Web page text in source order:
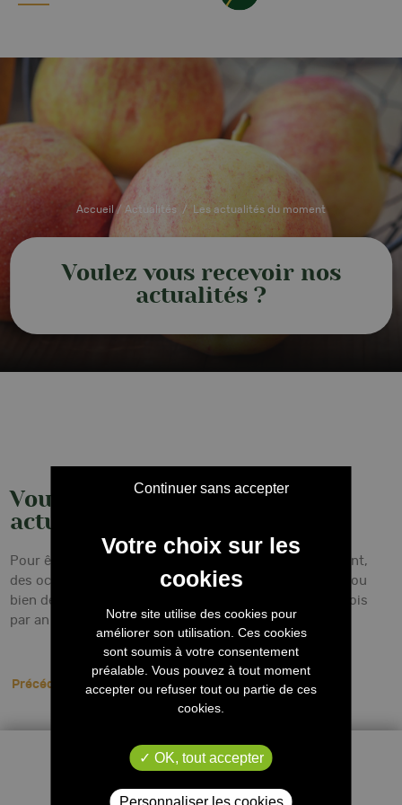
Accueil / Actualités / Les actualités du moment
Voulez vous recevoir nos
actualités ?
Voulez vous recevoir nos
actualités ?
Pour être au courant des meilleures variétés du moment,
des occasions où vous pourrez venir nous rencontrer ou
bien des nouveautés,
et recevez 3 à 4 fois
par an une lettre dâ€™actualité !
Précédent
Notre site utilise des cookies pour
améliorer son utilisation. Ces cookies
sont soumis à votre consentement
préalable. Vous pouvez à tout moment
accepter ou refuser tout ou partie de ces
cookies.
OK, tout accepter
Continuer sans accepter
Personnaliser les cookies